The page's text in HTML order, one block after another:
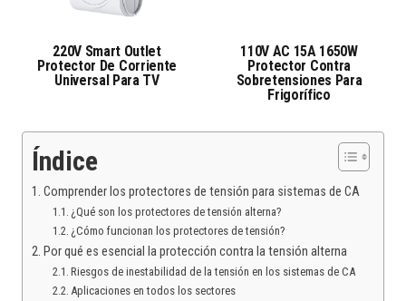
220V Smart Outlet
Protector De Corriente
Universal Para TV
110V AC 15A 1650W
Protector Contra
Sobretensiones Para
Frigorífico
Índice
Comprender los protectores de tensión para sistemas de CA
¿Qué son los protectores de tensión alterna?
¿Cómo funcionan los protectores de tensión?
Por qué es esencial la protección contra la tensión alterna
Riesgos de inestabilidad de la tensión en los sistemas de CA
Aplicaciones en todos los sectores